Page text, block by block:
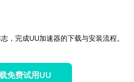
，完成UU加速器的下载与安装流程。
免费试用UU